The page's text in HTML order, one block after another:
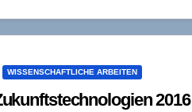
WISSENSCHAFTLICHE ARBEITEN
2016